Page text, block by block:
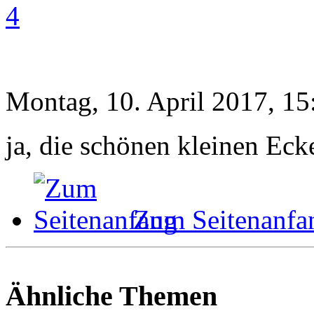
4
Montag, 10. April 2017,
ja, die schönen kleinen
Zum
Ähnliche Themen